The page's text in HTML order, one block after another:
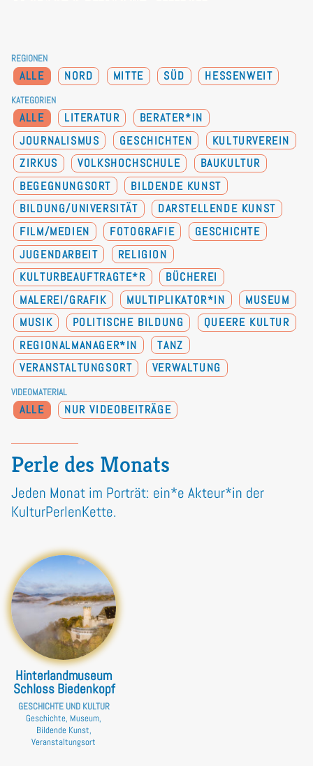
REGIONEN
ALLE NORD MITTE SÜD HESSENWEIT
KATEGORIEN
ALLE LITERATUR
BERATER*IN
JOURNALISMUS
GESCHICHTEN
KULTURVEREIN
ZIRKUS
VOLKSHOCHSCHULE
BAUKULTUR
BEGEGNUNGSORT
BILDENDE KUNST
BILDUNG/UNIVERSITÄT
DARSTELLENDE KUNST
FILM/MEDIEN
FOTOGRAFIE
GESCHICHTE
JUGENDARBEIT
RELIGION
KULTURBEAUFTRAGTE*R
BÜCHEREI
MALEREI/GRAFIK
MULTIPLIKATOR*IN
MUSEUM
MUSIK
POLITISCHE BILDUNG
QUEERE KULTUR
REGIONALMANAGER*IN
TANZ
VERANSTALTUNGSORT
VERWALTUNG
VIDEOMATERIAL
ALLE NUR VIDEOBEITRÄGE
Perle des Monats
Jeden Monat im Porträt: ein*e Akteur*in der
KulturPerlenKette.
Hinterlandmuseum
Schloss Biedenkopf
GESCHICHTE UND KULTUR
Geschichte, Museum,
Bildende Kunst,
Veranstaltungsort